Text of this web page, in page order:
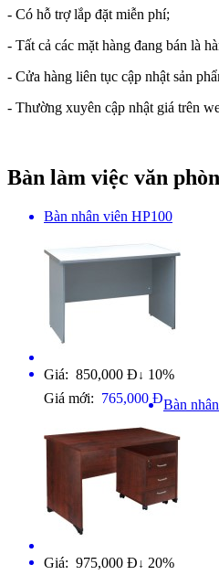
- Có hỗ trợ lắp đặt miễn phí;
- Tất cả các mặt hàng đang bán là
- Cửa hàng liên tục cập nhật sản
- Thường xuyên cập nhật giá trên
Bàn làm việc văn
Bàn nhân viên HP100
Giá: 850,000 Đ ↓ 10%
Giá mới: 765,000 ĐBàn
Giá: 975,000 Đ ↓ 20%